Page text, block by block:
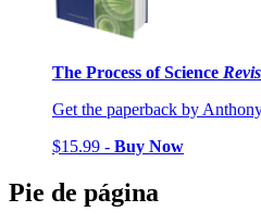
The Process of Science
Get the paperback by
$15.99 - Buy Now
Pie de página